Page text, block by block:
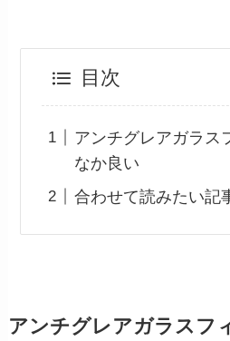
目次
アンチグレアガラス
なか良い
合わせて読みたい記
アンチグレアガラスフ